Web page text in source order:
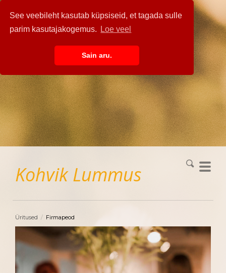
See veebileht kasutab küpsiseid, et tagada sulle
parim kasutajakogemus.
Loe veel
Sain aru.
Kohvik Lummus
Üritused / Firmapeod